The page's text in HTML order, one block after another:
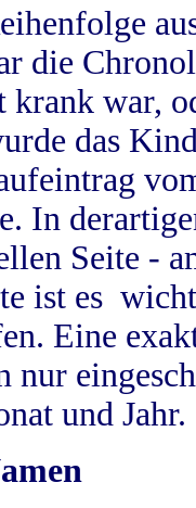
die
krank war,
das
In
Seite -
ist es
Eine
nur
und Jahr.